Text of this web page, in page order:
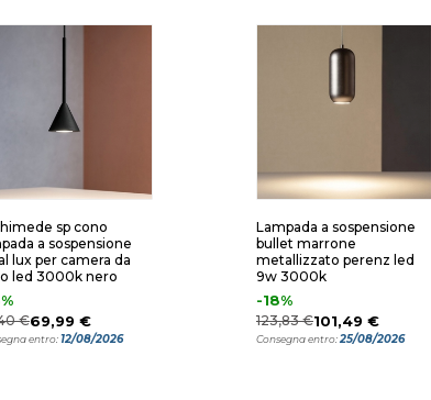
sp cono
a sospensione
lux per camera da
led 3000k nero
€69,99 €
entro:12/08/2026
Lampada a sospensione
bullet marrone
metallizzato perenz led
9w 3000k
-18%
123,83 €101,49 €
Consegna entro:25/08/2026